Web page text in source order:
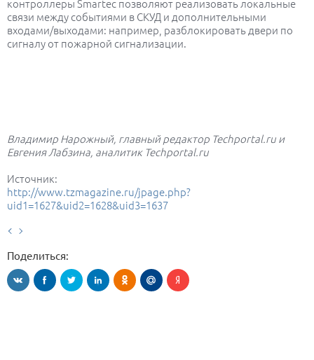
контроллеры Smartec позволяют реализовать локальные
связи между событиями в СКУД и дополнительными
входами/выходами: например, разблокировать двери по
сигналу от пожарной сигнализации.
Владимир Нарожный, главный редактор Techportal.ru и
Евгения Лабзина, аналитик Techportal.ru
Источник:
http://www.tzmagazine.ru/jpage.php?
uid1=1627&uid2=1628&uid3=1637
Поделиться: